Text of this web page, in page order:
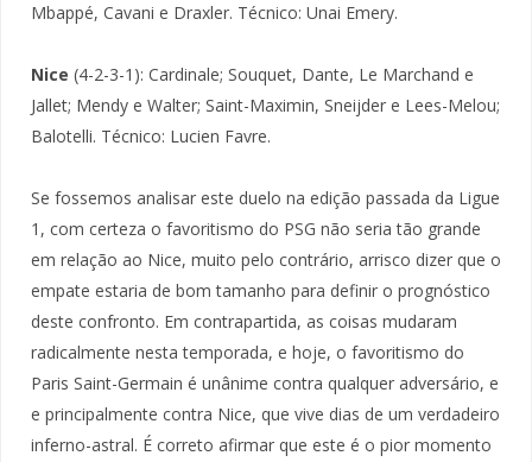
Mbappé, Cavani e Draxler. Técnico: Unai Emery.
Nice (4-2-3-1): Cardinale; Souquet, Dante, Le Marchand e
Jallet; Mendy e Walter; Saint-Maximin, Sneijder e Lees-Melou;
Balotelli. Técnico: Lucien Favre.
Se fossemos analisar este duelo na edição passada da Ligue
1, com certeza o favoritismo do PSG não seria tão grande
em relação ao Nice, muito pelo contrário, arrisco dizer que o
empate estaria de bom tamanho para definir o prognóstico
deste confronto. Em contrapartida, as coisas mudaram
radicalmente nesta temporada, e hoje, o favoritismo do
Paris Saint-Germain é unânime contra qualquer adversário, e
e principalmente contra Nice, que vive dias de um verdadeiro
inferno-astral. É correto afirmar que este é o pior momento